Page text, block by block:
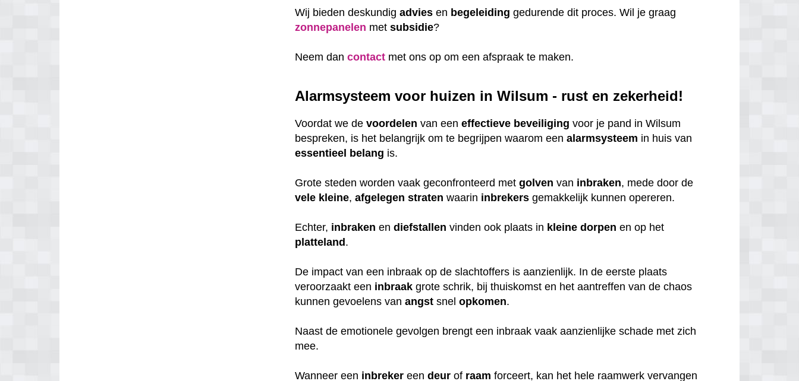
Wij bieden deskundigadvies en begeleiding gedurende dit proces. Wil je graag
zonnepanelen metsubsidie?
Neem dancontact met ons op om een afspraak te maken.
Alarmsysteem voor huizen in Wilsum - rust en zekerheid!
Voordat we devoordelen van eeneffectieve beveiliging voor je pand in Wilsum
bespreken, is het belangrijk om te begrijpen waarom eenalarmsysteem in huis van
essentieel belang is.
Grote steden worden vaak geconfronteerd metgolven van inbraken, mede door de
vele kleine,afgelegen straten waarin inbrekers gemakkelijk kunnen opereren.
Echter, inbraken endiefstallen vinden ook plaats in kleine dorpen en op het
platteland.
De impact van een inbraak op de slachtoffers is aanzienlijk. In de eerste plaats
veroorzaakt een inbraak grote schrik, bij thuiskomst en het aantreffen van de chaos
kunnen gevoelens vanangst snelopkomen.
Naast de emotionele gevolgen brengt een inbraak vaak aanzienlijke schade met zich
mee.
Wanneer een inbreker eendeur of raam forceert, kan het hele raamwerk vervangen